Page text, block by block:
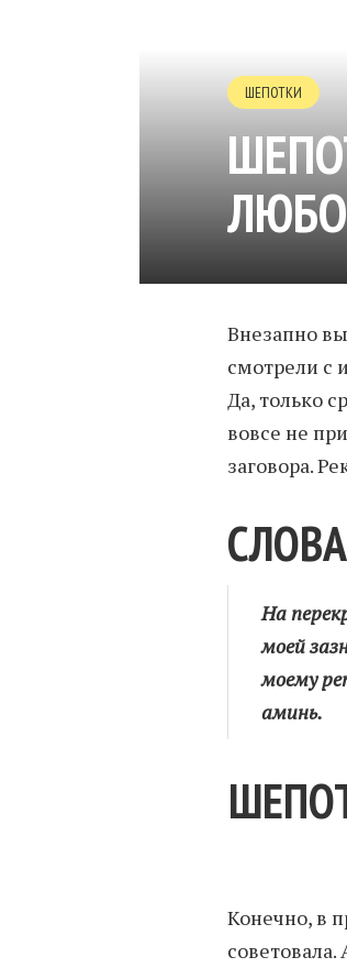
ШЕПОТКИ
Внезапно
смотрели с
Да, только
вовсе не
заговора.
На
моей
моему
аминь.
Конечно, в
советовала.